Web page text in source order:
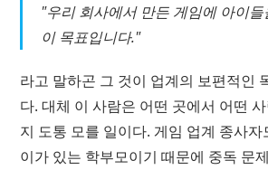
"우리 회사에서 만든 게임에 아이
이 목표입니다."
라고 말하곤 그 것이 업계의 보편적인
다. 대체 이 사람은 어떤 곳에서 어떤
지 도통 모를 일이다. 게임 업계 종사
이가 있는 학부모이기 때문에 중독 문